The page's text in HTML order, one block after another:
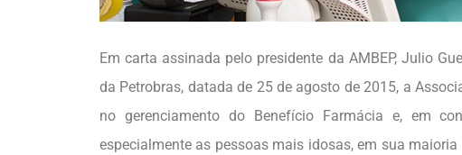
Em carta assinada pelo presidente da AMBEP, Julio
da Petrobras, datada de 25 de agosto de 2015, a
no gerenciamento do Benefício Farmácia e, em
especialmente as pessoas mais idosas, em sua